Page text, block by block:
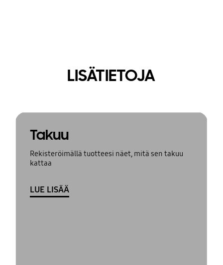
LISÄTIETOJA
Takuu
Rekisteröimällä tuotteesi näet, mitä sen takuu
kattaa
LUE LISÄÄ